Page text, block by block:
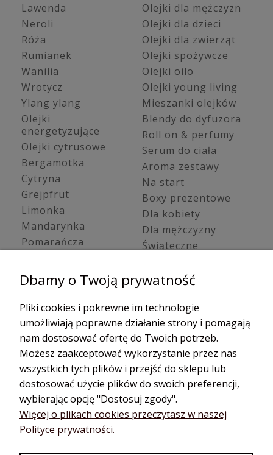
Lawenda
Neroli
Róża
Rumianek
Wanilia
Wrotycz
Ylang ylang
Olejki
energetyzujące
Olejki cytrusowe
Bergamotka
Cytryna
Grejpfrut
Limonka
Mandarynka
Pomarańcza
Olejki ziołowe /
korzenne
Bazylia
Cynamon
Estragon
Gałka muszkatołowa
Golteria
Goździk
Imbir
Kardamon
Kmin
Olejki dla mężczyzn
Olejki dla dzieci
Olejki dla zwierząt
Olejki spożywcze
Olejki oilo
Olejki young living
Mieszanki olejków
Blendy do dyfuzora
Roll on & perfumy
Serum do ciała
Aroma zestawy
Na start
Boxy prezentowe
Dla kobiety
Dla mężczyzny
Świąteczne
Oleje kosmetyczne
Hydrolaty
Dyfuzory do
aromaterapii
Dyfuzory
samochodowe
Aroma biżuteria
Dyfuzory przenośne
Dyfuzory na kabel
Dbamy o Twoją prywatność
Pliki cookies i pokrewne im technologie
umożliwiają poprawne działanie strony i pomagają
nam dostosować ofertę do Twoich potrzeb.
Możesz zaakceptować wykorzystanie przez nas
wszystkich tych plików i przejść do sklepu lub
dostosować użycie plików do swoich preferencji,
wybierając opcję "Dostosuj zgody".
Więcej o plikach cookies przeczytasz w naszej
Polityce prywatności.